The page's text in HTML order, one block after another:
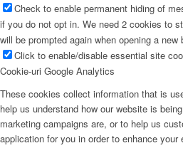
Check to enable permanent hiding of
if you do not opt in. We need 2 cookies to
will be prompted again when opening a new
Click to enable/disable essential site
Cookie-uri Google Analytics
These cookies collect information that is
help us understand how our website is
marketing campaigns are, or to help us
application for you in order to enhance your